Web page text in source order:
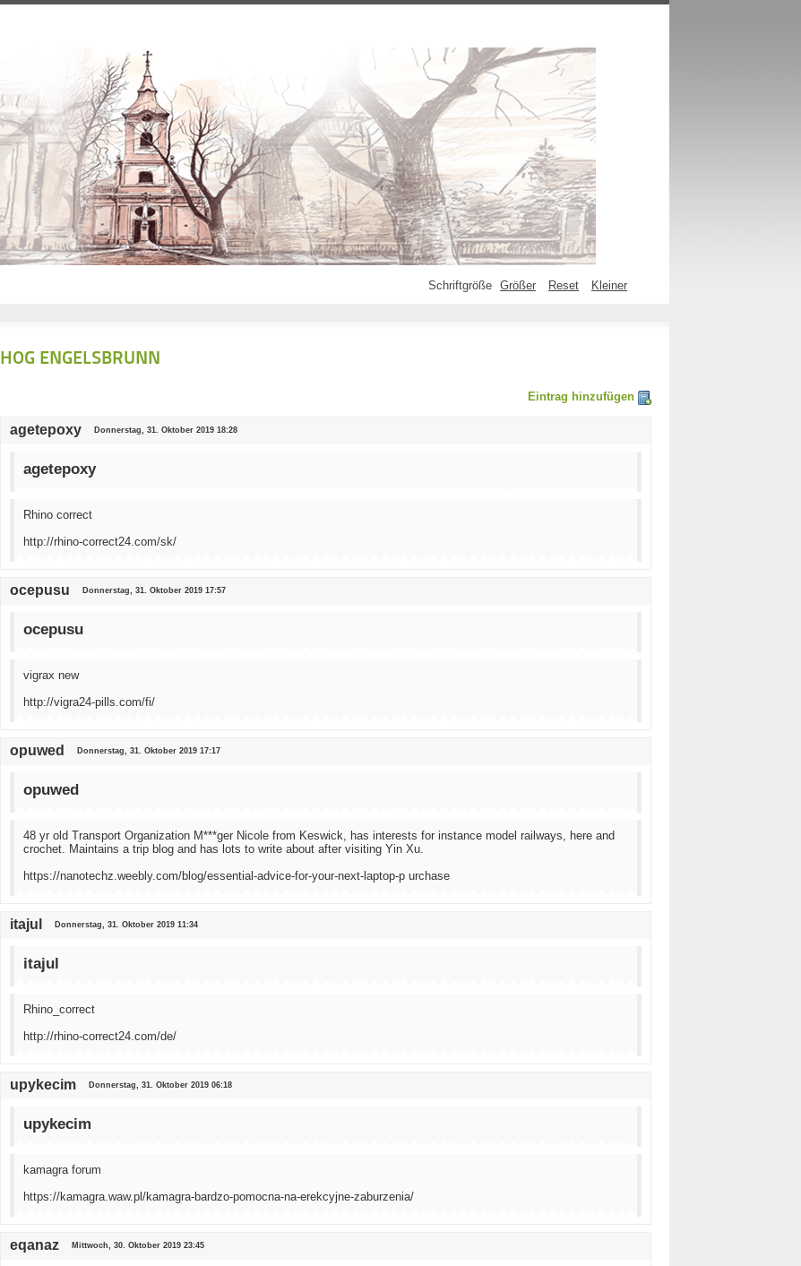
Schriftgröße Größer Reset Kleiner
HOG ENGELSBRUNN
Eintrag hinzufügen
agetepoxy Donnerstag, 31. Oktober 2019 18:28
agetepoxy
Rhino correct
http://rhino-correct24.com/sk/
ocepusu Donnerstag, 31. Oktober 2019 17:57
ocepusu
vigrax new
http://vigra24-pills.com/fi/
opuwed Donnerstag, 31. Oktober 2019 17:17
opuwed
48 yr old Transport Organization M***ger Nicole from Keswick, has interests for instance model railways, here and
crochet. Maintains a trip blog and has lots to write about after visiting Yin Xu.
https://nanotechz.weebly.com/blog/essential-advice-for-your-next-laptop-p urchase
itajul Donnerstag, 31. Oktober 2019 11:34
itajul
Rhino_correct
http://rhino-correct24.com/de/
upykecim Donnerstag, 31. Oktober 2019 06:18
upykecim
kamagra forum
https://kamagra.waw.pl/kamagra-bardzo-pomocna-na-erekcyjne-zaburzenia/
eqanaz Mittwoch, 30. Oktober 2019 23:45